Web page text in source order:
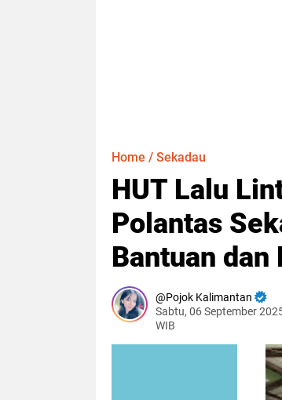
Home / Sekadau
HUT Lalu
Polantas
Bantuan dan
Pojok Kalimantan
Sabtu, 06 September
WIB